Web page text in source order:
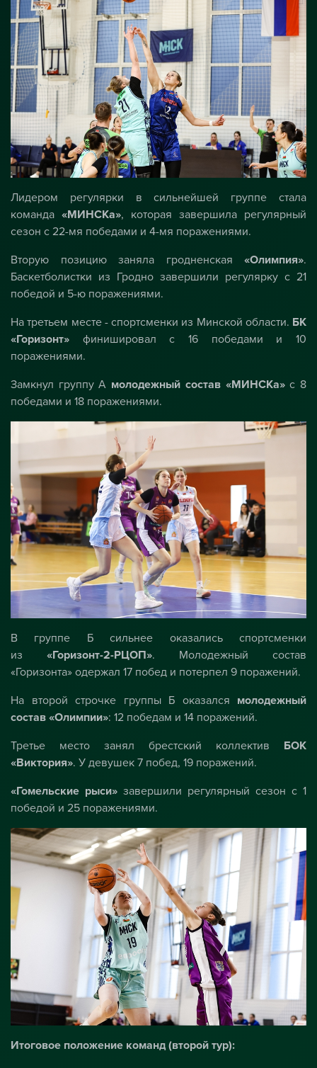
Лидером регулярки в сильнейшей группе стала
команда «МИНСКа», которая завершила регулярный
сезон с 22-мя победами и 4-мя поражениями.
Вторую позицию заняла гродненская
«Олимпия».
Баскетболистки из Гродно завершили регулярку с 21
победой и 5-ю поражениями.
На третьем месте - спортсменки из Минской области. БК
«Горизонт»
финишировал с 16 победами и 10
поражениями.
Замкнул группу А молодежный состав «МИНСКа» с 8
победами и 18 поражениями.
В группе Б сильнее оказались спортсменки
из
«Горизонт-2-РЦОП». Молодежный состав
«Горизонта» одержал 17 побед и потерпел 9 поражений.
На второй строчке группы Б оказался молодежный
состав «Олимпии»: 12 победам и 14 поражений.
Третье место занял брестский коллектив
БОК
«Виктория». У девушек 7 побед, 19 поражений.
«Гомельские рыси» завершили регулярный сезон с 1
победой и 25 поражениями.
Итоговое положение команд (второй тур):